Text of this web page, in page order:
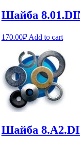
Шайба
170.00₽ Add to cart
Шайба